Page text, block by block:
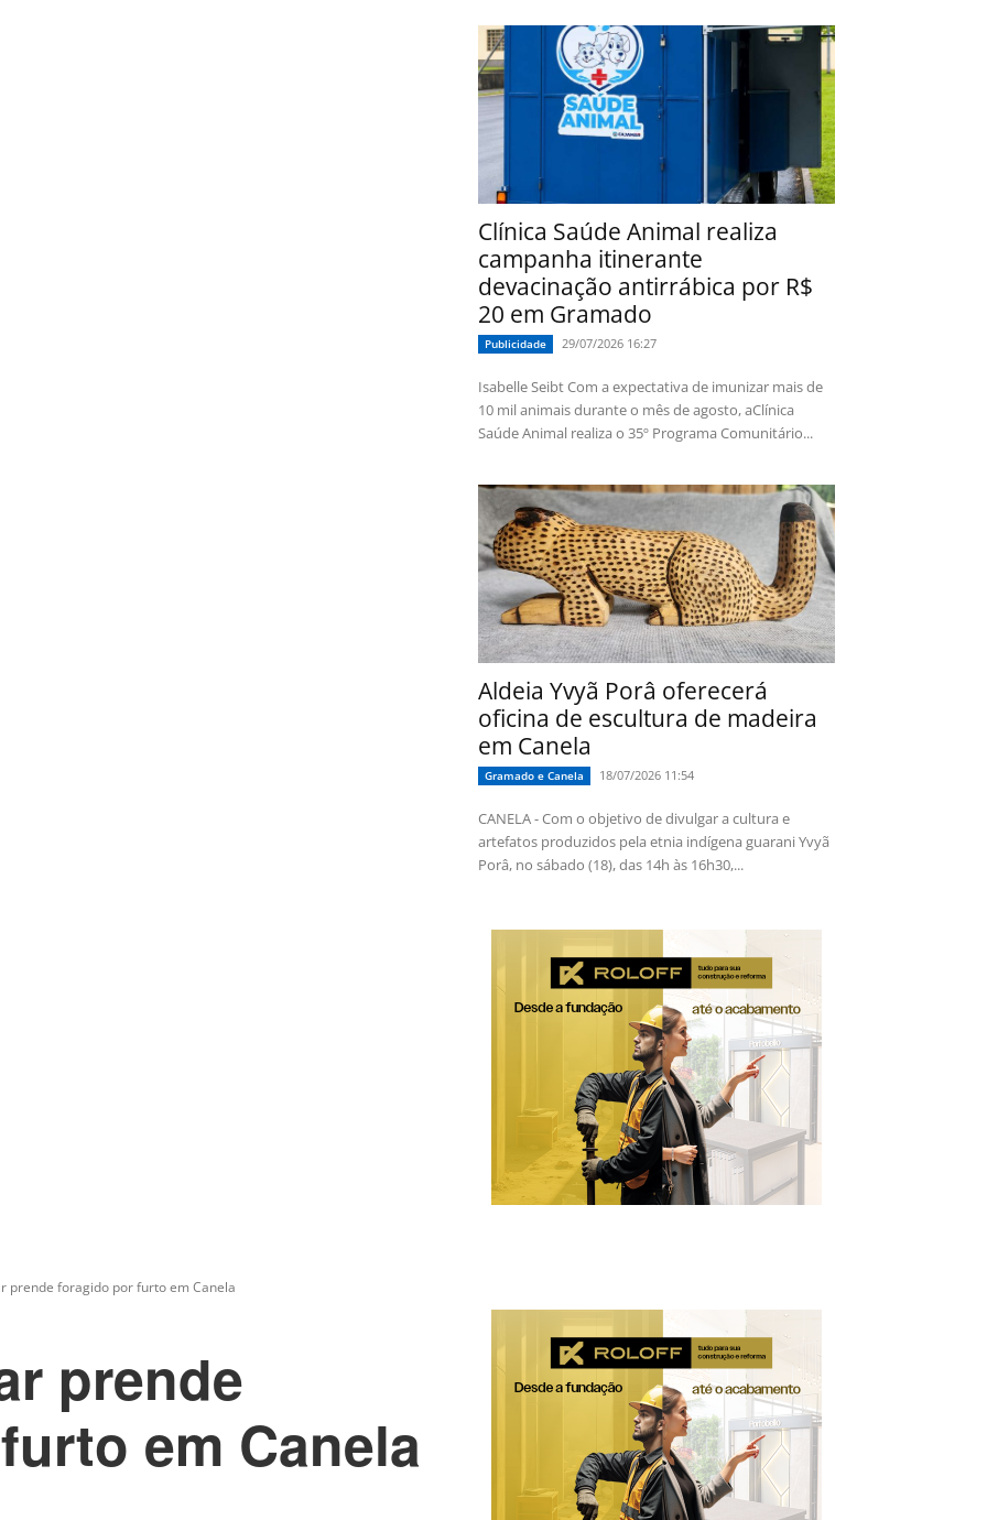
Clínica Saúde Animal realiza
campanha itinerante
devacinação antirrábica por R$
20 em Gramado
Publicidade 29/07/2026 16:27
Isabelle Seibt Com a expectativa de imunizar mais de
10 mil animais durante o mês de agosto, aClínica
Saúde Animal realiza o 35º Programa Comunitário...
Aldeia Yvyã Porâ oferecerá
oficina de escultura de madeira
em Canela
Gramado e Canela 18/07/2026 11:54
CANELA - Com o objetivo de divulgar a cultura e
artefatos produzidos pela etnia indígena guarani Yvyã
Porâ, no sábado (18), das 14h às 16h30,...